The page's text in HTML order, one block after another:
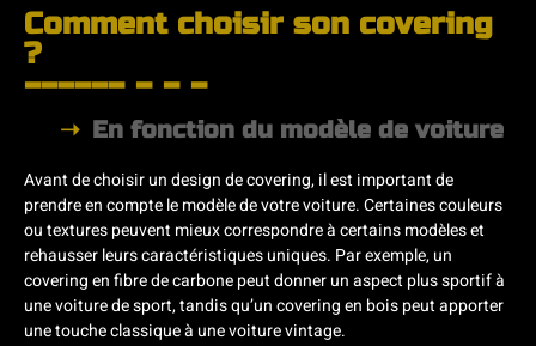
Comment choisir son covering
?
En fonction du modèle de voiture
Avant de choisir un design de covering, il est important de
prendre en compte le modèle de votre voiture. Certaines couleurs
ou textures peuvent mieux correspondre à certains modèles et
rehausser leurs caractéristiques uniques. Par exemple, un
covering en fibre de carbone peut donner un aspect plus sportif à
une voiture de sport, tandis qu’un covering en bois peut apporter
une touche classique à une voiture vintage.